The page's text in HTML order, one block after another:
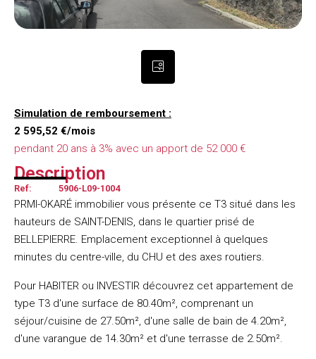
Simulation de remboursement :
2 595,52 €/mois
pendant 20 ans à 3% avec un apport de 52 000 €
Description
Ref: 5906-L09-1004
PRMI-OKARÉ immobilier vous présente ce T3 situé dans les
hauteurs de SAINT-DENIS, dans le quartier prisé de
BELLEPIERRE. Emplacement exceptionnel à quelques
minutes du centre-ville, du CHU et des axes routiers.
Pour HABITER ou INVESTIR découvrez cet appartement de
type T3 d'une surface de 80.40m², comprenant un
séjour/cuisine de 27.50m², d'une salle de bain de 4.20m²,
d'une varangue de 14.30m² et d'une terrasse de 2.50m².